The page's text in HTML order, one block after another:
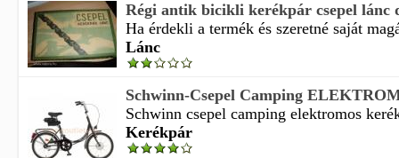
Régi antik bicikli kerékpár csepel lánc
Ha érdekli a termék és szeretné saját
Lánc
Schwinn-Csepel Camping
Schwinn csepel camping elektromos
Kerékpár